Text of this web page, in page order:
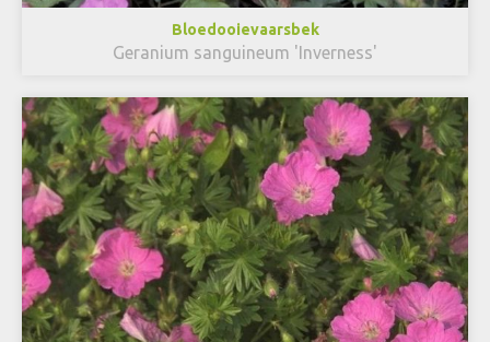
Bloedooievaarsbek
Geranium sanguineum 'Inverness'